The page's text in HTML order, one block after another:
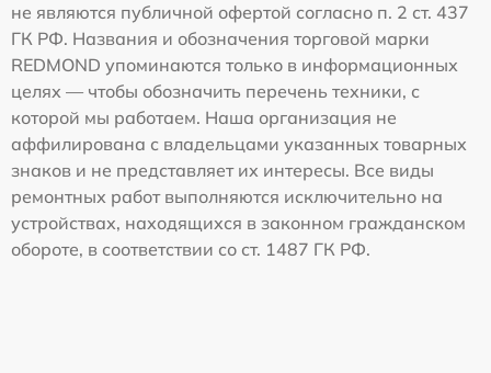
не являются публичной офертой согласно п. 2 ст. 437
ГК РФ. Названия и обозначения торговой марки
REDMOND упоминаются только в информационных
целях — чтобы обозначить перечень техники, с
которой мы работаем. Наша организация не
аффилирована с владельцами указанных товарных
знаков и не представляет их интересы. Все виды
ремонтных работ выполняются исключительно на
устройствах, находящихся в законном гражданском
обороте, в соответствии со ст. 1487 ГК РФ.